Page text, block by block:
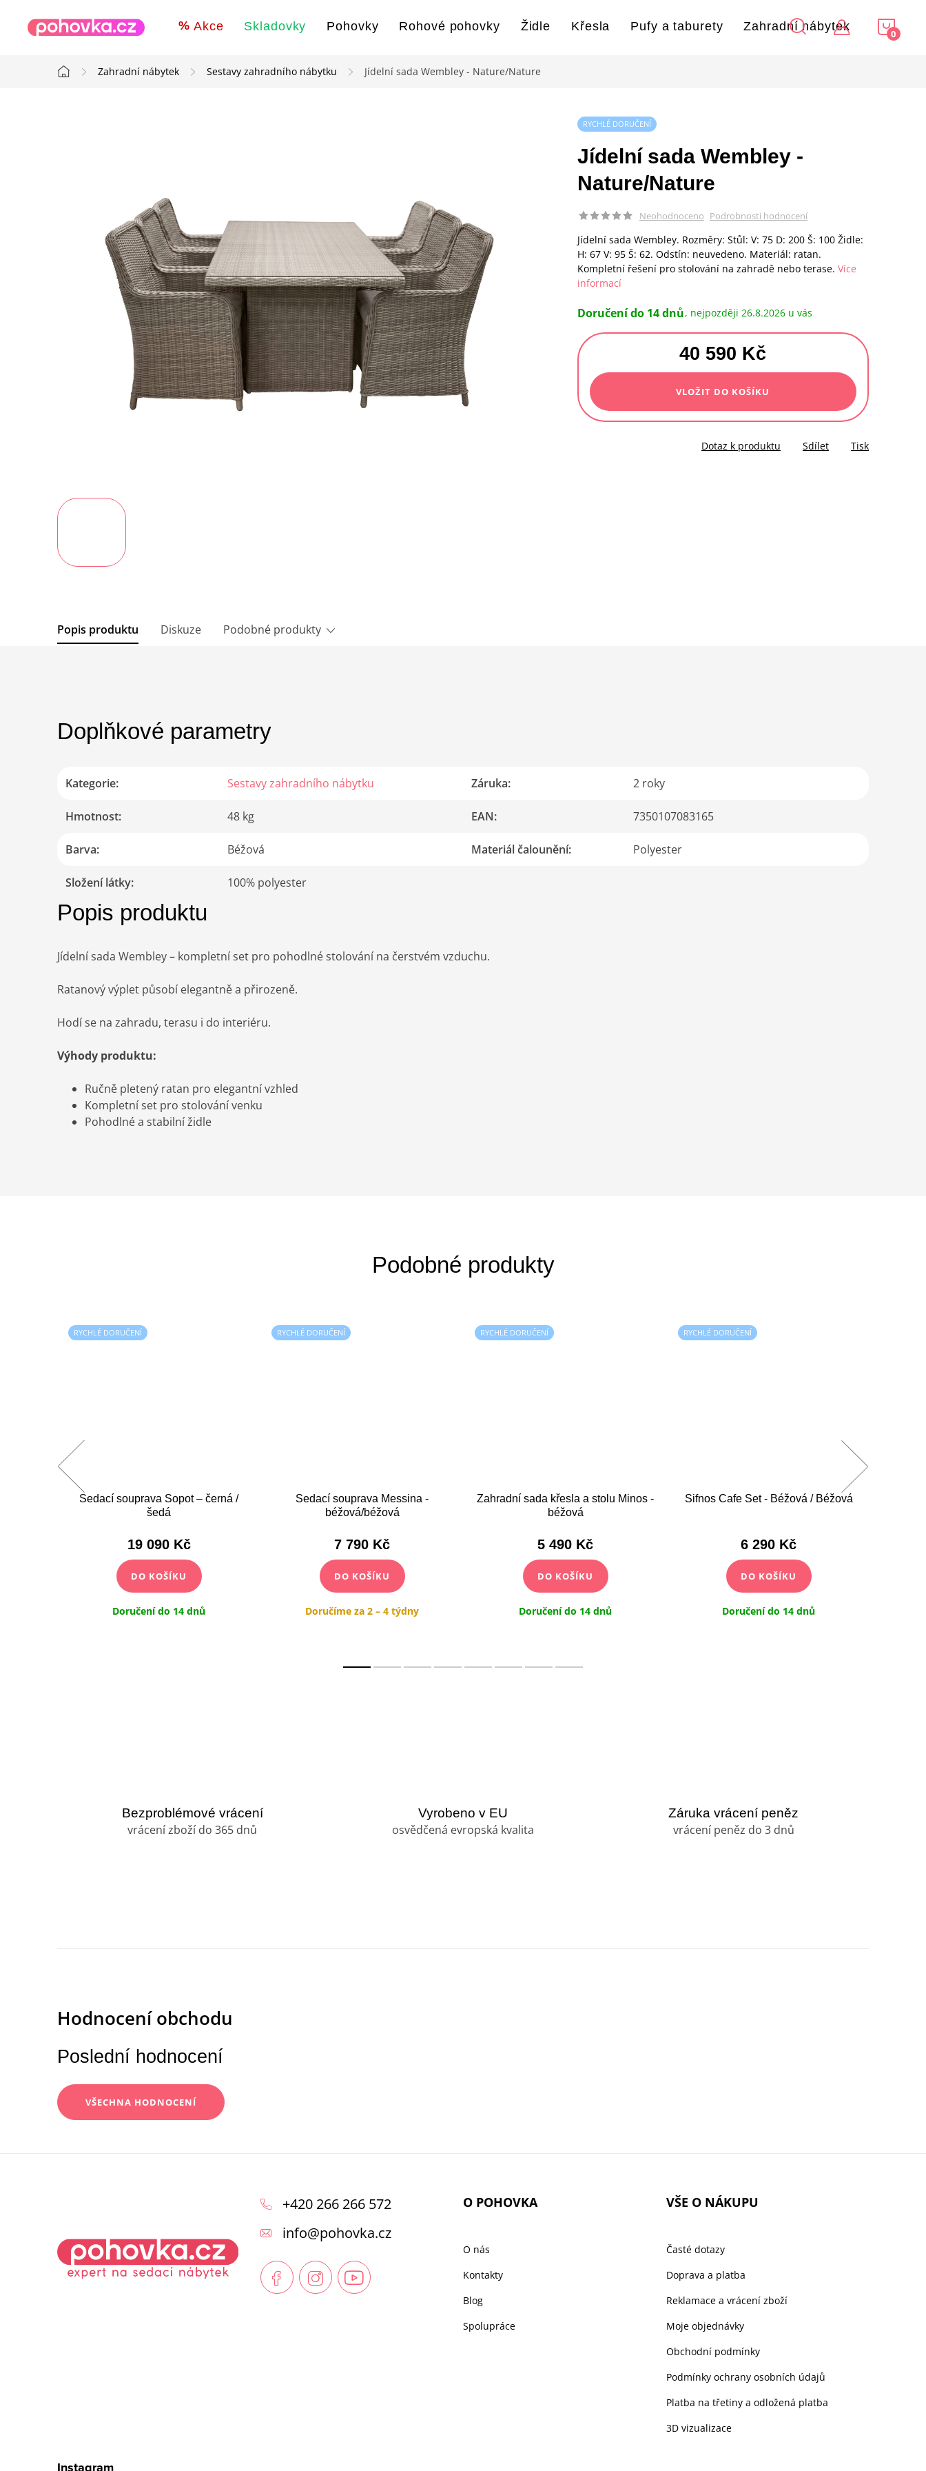
Akce Skladovky Pohovky Rohové pohovky Židle Křesla Pufy a taburety Zahradní nábytek
Domů
Zahradní nábytek Sestavy zahradního nábytku Jídelní sada Wembley - Nature/Nature
RYCHLÉ DORUČENÍ
Jídelní sada Wembley -
Nature/Nature
Neohodnoceno Podrobnosti hodnocení
Jídelní sada Wembley. Rozměry: Stůl: V: 75 D: 200 Š: 100 Židle:
H: 67 V: 95 Š: 62. Odstín: neuvedeno. Materiál: ratan.
Kompletní řešení pro stolování na zahradě nebo terase. Více
informací
Doručení do 14 dnů 26.8.2026
40 590 Kč
Měrná
cena:
VLOŽIT DO KOŠÍKU
Tisk
Dotaz k produktu Sdílet
Popis produktu Diskuze Podobné produkty
Popis produktu
Jídelní sada Wembley – kompletní set pro pohodlné stolování na čerstvém vzduchu.
Ratanový výplet působí elegantně a přirozeně.
Hodí se na zahradu, terasu i do interiéru.
Výhody produktu:
Ručně pletený ratan pro elegantní vzhled
Kompletní set pro stolování venku
Pohodlné a stabilní židle
Doplňkové parametry
Kategorie: Sestavy zahradního nábytku Záruka: 2 roky
Hmotnost: 48 kg EAN: 7350107083165
Barva: Béžová Materiál čalounění: Polyester
Složení látky: 100% polyester
RYCHLÉ DORUČENÍ
Sedací souprava Sopot – černá /
šedá
19 090 Kč
DO KOŠÍKU
Doručení do 14 dnů
RYCHLÉ DORUČENÍ
Sedací souprava Messina -
béžová/béžová
7 790 Kč
DO KOŠÍKU
Doručíme za 2 – 4 týdny
RYCHLÉ DORUČENÍ
Zahradní sada křesla a stolu Minos -
béžová
5 490 Kč
DO KOŠÍKU
Doručení do 14 dnů
RYCHLÉ DORUČENÍ
Sifnos Cafe Set - Béžová / Béžová
6 290 Kč
DO KOŠÍKU
Doručení do 14 dnů
Bezproblémové vrácení
vrácení zboží do 365 dnů
Vyrobeno v EU
osvědčená evropská kvalita
Záruka vrácení peněz
vrácení peněz do 3 dnů
Poslední hodnocení
VŠECHNA HODNOCENÍ
+420 266 266 572
info@pohovka.cz
O POHOVKA
O nás
Kontakty
Blog
Spolupráce
VŠE O NÁKUPU
Časté dotazy
Doprava a platba
Reklamace a vrácení zboží
Moje objednávky
Obchodní podmínky
Podmínky ochrany osobních údajů
Platba na třetiny a odložená platba
3D vizualizace
Instagram